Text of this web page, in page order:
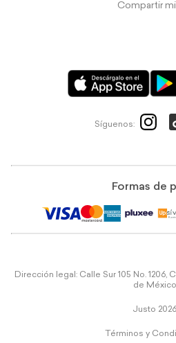
Compartir
Síguenos:
Formas de
Dirección legal: Calle Sur 105 No. 1206,
de México
Justo 2026
Términos y